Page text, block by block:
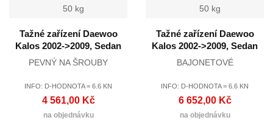
50 kg
Tažné zařízení Daewoo
Kalos 2002->2009, Sedan
PEVNÝ NA ŠROUBY
INFO: D-HODNOTA = 6.6 KN
4 561,00 Kč
na objednávku
50 kg
Tažné zařízení Daewoo
Kalos 2002->2009, Sedan
BAJONETOVÉ
INFO: D-HODNOTA = 6.6 KN
6 652,00 Kč
na objednávku